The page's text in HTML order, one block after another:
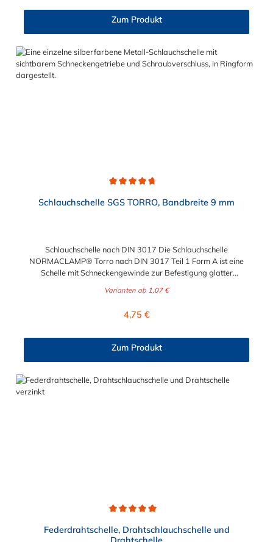
210 mm in verschiedenen Abstufungen frei wählbar.
Zum Produkt
Schlauchschelle SGS TORRO, Bandbreite 9 mm
Schlauchschelle nach DIN 3017 Die Schlauchschelle
NORMACLAMP® Torro nach DIN 3017 Teil 1 Form A ist eine
Schelle mit Schneckengewinde zur Befestigung glatter
aus, ist einfach montierbar, wiederverwendbar und durch ihre
somit die richtige Wahl für Schlauchverbindungen jeglicher Art.
210 mm in verschiedenen Abstufungen frei wählbar.
Varianten ab 1,07 €
Regulärer Preis:
4,75 €
Zum Produkt
Federdrahtschelle, Drahtschlauchschelle und